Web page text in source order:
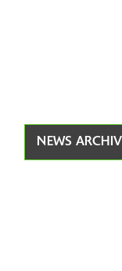
NEWS ARCHIV